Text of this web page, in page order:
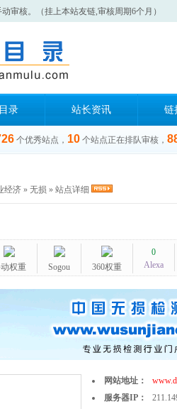
审核。（挂上本站友链,审核周期6个月）
录 站长资讯 链
个优秀站点， 10 个站点正在排队审核，
经济 » 无损 » 站点详细
权重 Sogou 360权重
0
Alexa
网站地址：
服务器IP：